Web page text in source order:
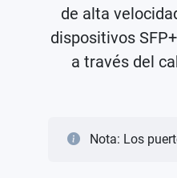
de alta
dispositivos
a través del
Nota: Los